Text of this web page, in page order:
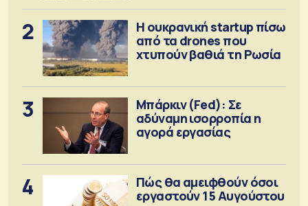
2
Η ουκρανική startup πίσω
από τα drones που
χτυπούν βαθιά τη Ρωσία
3
Μπάρκιν (Fed): Σε
αδύναμη ισορροπία η
αγορά εργασίας
4
Πώς θα αμειφθούν όσοι
εργαστούν 15 Αυγούστου